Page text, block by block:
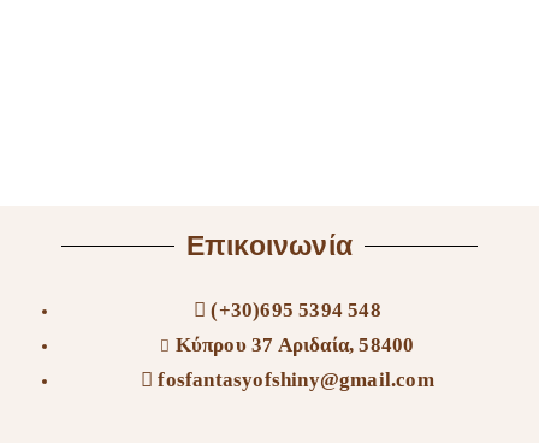
Επικοινωνία
(+30)695 5394 548
Κύπρου 37 Αριδαία, 58400
fosfantasyofshiny@gmail.com